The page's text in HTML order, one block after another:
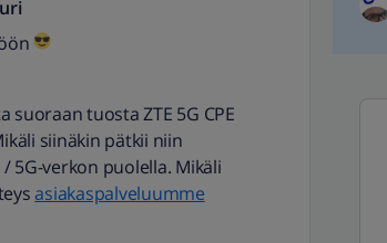
tuosta ZTE 5G CPE
siinäkin pätkii niin
5G-verkon puolella. Mikäli
asiakaspalveluumme